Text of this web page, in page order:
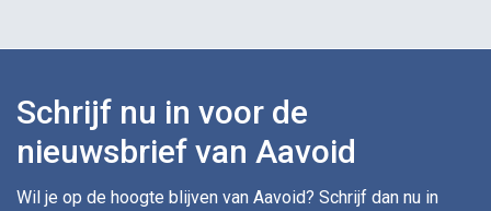
Schrijf nu in voor de
nieuwsbrief van Aavoid
Wil je op de hoogte blijven van Aavoid? Schrijf dan nu in